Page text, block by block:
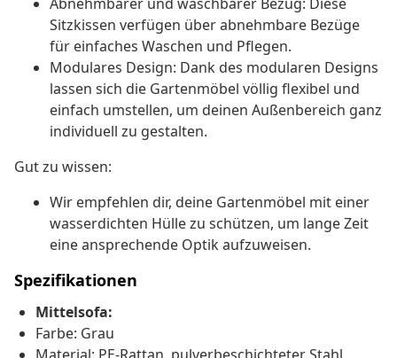
Sitzkissen verfügen über abnehmbare Bezüge
für einfaches Waschen und Pflegen.
Modulares Design: Dank des modularen Designs
lassen sich die Gartenmöbel völlig flexibel und
einfach umstellen, um deinen Außenbereich ganz
individuell zu gestalten.
Gut zu wissen:
Wir empfehlen dir, deine Gartenmöbel mit einer
wasserdichten Hülle zu schützen, um lange Zeit
eine ansprechende Optik aufzuweisen.
Spezifikationen
Mittelsofa:
Farbe: Grau